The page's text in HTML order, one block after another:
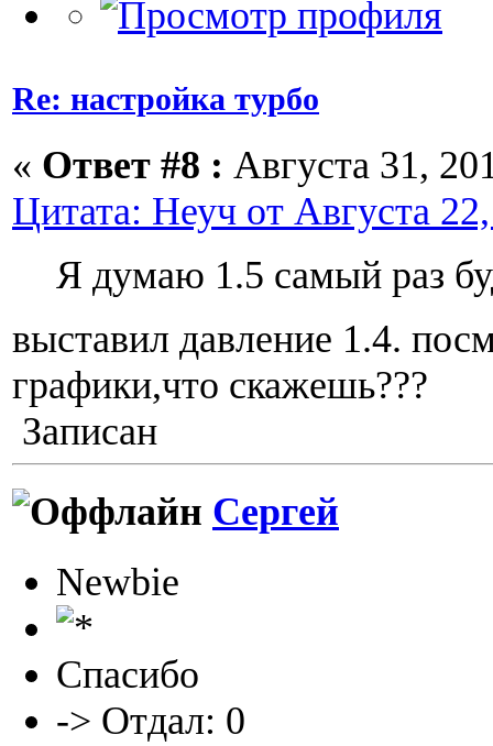
Re: настройка турбо
« Ответ #8 : Августа 31,
Цитата: Неуч от Августа
Я думаю 1.5 самый раз
выставил давление 1.4.
графики,что скажешь???
Записан
Сергей
Newbie
Спасибо
-> Отдал: 0